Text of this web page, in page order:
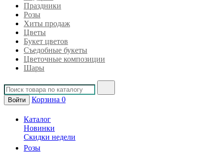
Праздники
Розы
Хиты продаж
Цветы
Букет цветов
Съедобные букеты
Цветочные композиции
Шары
Войти Корзина 0
Каталог
Новинки
Скидки недели
Розы